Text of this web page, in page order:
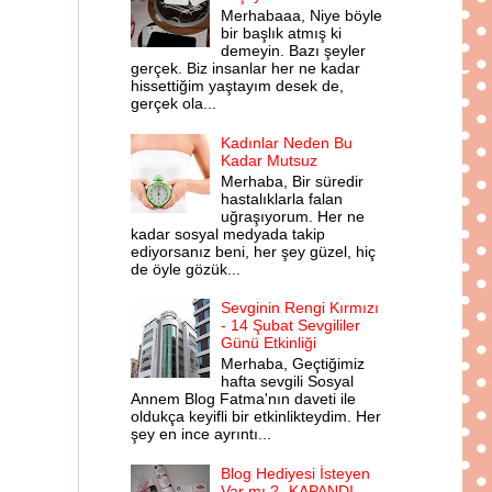
Merhabaaa, Niye böyle
bir başlık atmış ki
demeyin. Bazı şeyler
gerçek. Biz insanlar her ne kadar
hissettiğim yaştayım desek de,
gerçek ola...
Kadınlar Neden Bu
Kadar Mutsuz
Merhaba, Bir süredir
hastalıklarla falan
uğraşıyorum. Her ne
kadar sosyal medyada takip
ediyorsanız beni, her şey güzel, hiç
de öyle gözük...
Sevginin Rengi Kırmızı
- 14 Şubat Sevgililer
Günü Etkinliği
Merhaba, Geçtiğimiz
hafta sevgili Sosyal
Annem Blog Fatma'nın daveti ile
oldukça keyifli bir etkinlikteydim. Her
şey en ince ayrıntı...
Blog Hediyesi İsteyen